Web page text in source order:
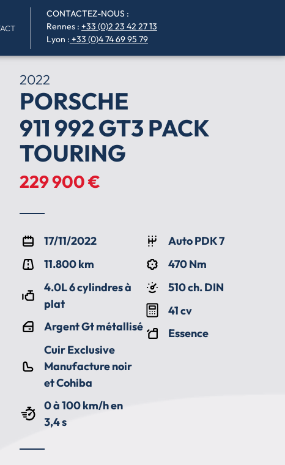
CONTACTEZ-NOUS :
Rennes : +33 (0)2 23 42 27 13
Lyon : +33 (0)4 74 69 95 79
2022
PORSCHE
911 992 GT3 PACK
TOURING
229 900 €
17/11/2022
11.800 km
4.0L 6 cylindres à
plat
Argent Gt métallisé
Cuir Exclusive
Manufacture noir
et Cohiba
0 à 100 km/h en
3,4 s
Auto PDK 7
470 Nm
510 ch. DIN
41 cv
Essence